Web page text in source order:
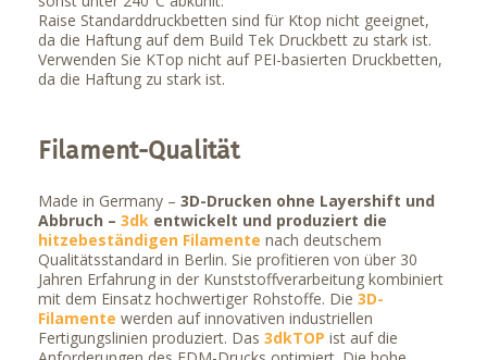
Raise Standarddruckbetten sind für Ktop nicht geeignet,
da die Haftung auf dem Build Tek Druckbett zu stark ist.
Verwenden Sie KTop nicht auf PEI-basierten Druckbetten,
da die Haftung zu stark ist.
Filament-Qualität
Made in Germany – 3D-Drucken ohne Layershift und
Abbruch – 3dk entwickelt und produziert die
hitzebeständigen Filamente nach deutschem
Qualitätsstandard in Berlin. Sie profitieren von über 30
Jahren Erfahrung in der Kunststoffverarbeitung kombiniert
mit dem Einsatz hochwertiger Rohstoffe. Die 3D-
Filamente werden auf innovativen industriellen
Fertigungslinien produziert. Das 3dkTOP ist auf die